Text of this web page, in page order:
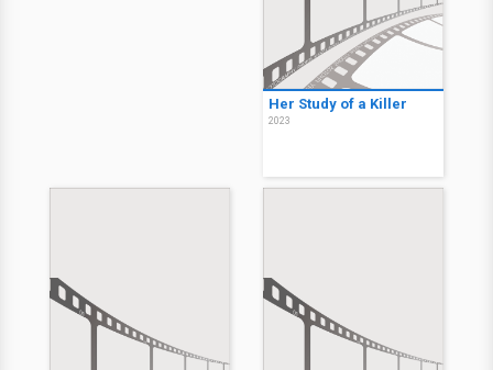
Her Study of a Killer
2023